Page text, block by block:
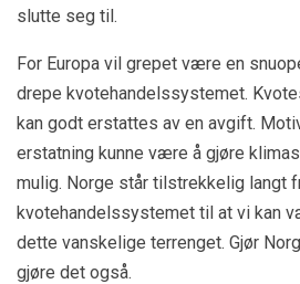
slutte seg til.
For Europa vil grepet være en
drepe kvotehandelssystemet.
kan godt erstattes av en avgift.
erstatning kunne være å gjøre
mulig. Norge står tilstrekkelig langt
kvotehandelssystemet til at vi kan
dette vanskelige terrenget. Gjør
gjøre det også.